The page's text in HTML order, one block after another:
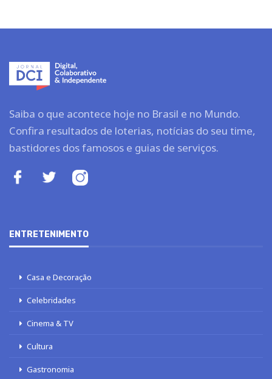
Saiba o que acontece hoje no Brasil e no Mundo.
Confira resultados de loterias, notícias do seu time,
bastidores dos famosos e guias de serviços.
ENTRETENIMENTO
Casa e Decoração
Celebridades
Cinema & TV
Cultura
Gastronomia